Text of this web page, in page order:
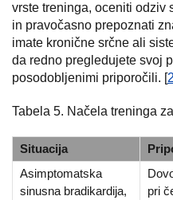
vrste treninga, oceniti odziv
in pravočasno prepoznati
imate kronične srčne ali
da redno pregledujete svoj
posodobljenimi priporočili. [
Tabela 5. Načela treninga
Situacija
Asimptomatska
sinusna bradikardija,
pri